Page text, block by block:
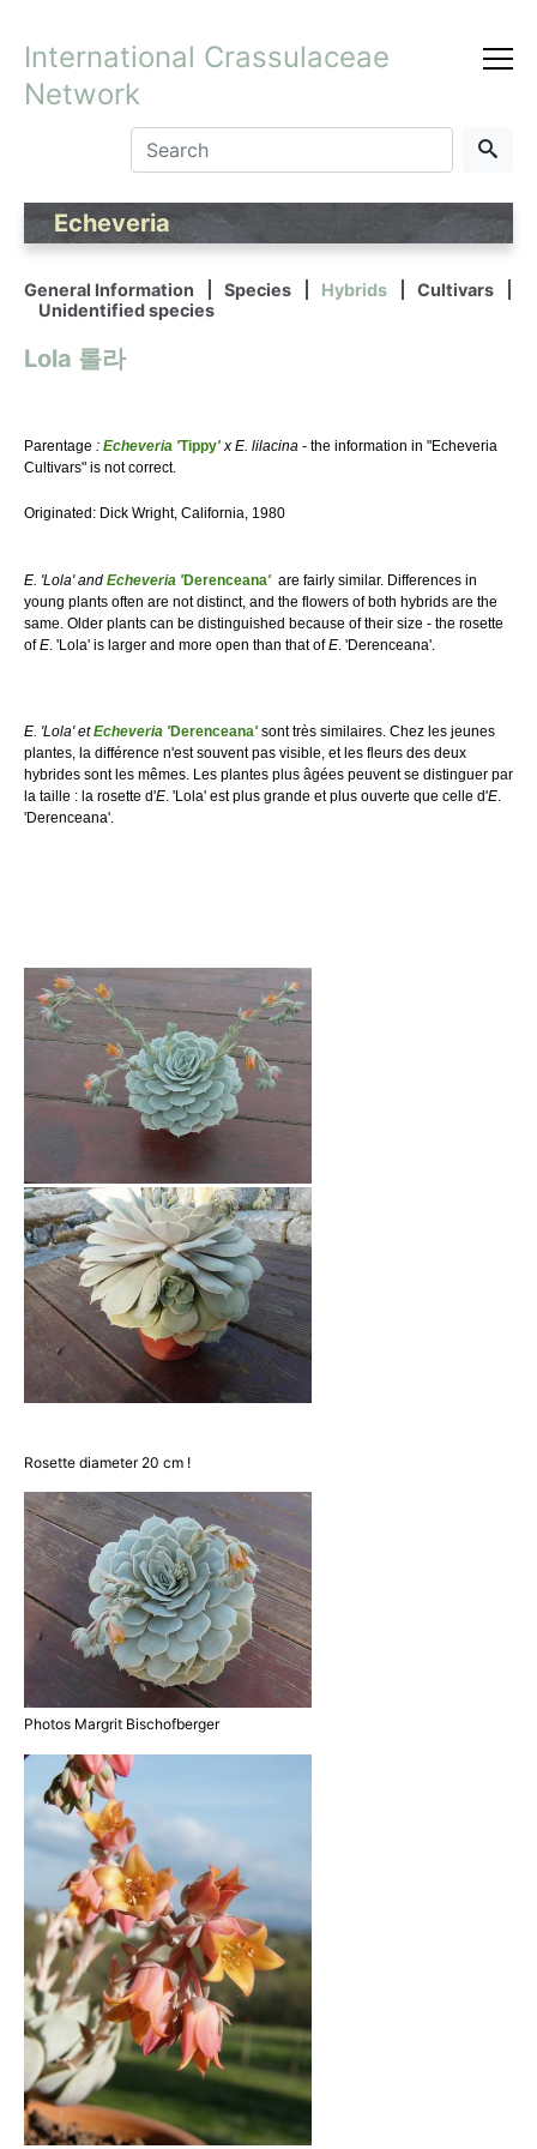
International Crassulaceae
Network
Echeveria
General Information Species Hybrids
Cultivars
Unidentified species
Lola 롤라
Parentage : Echeveria 'Tippy'x E. lilacina - the information in "Echeveria
Cultivars" is not correct.
Originated: Dick Wright, California, 1980
E. 'Lola' and Echeveria 'Derenceana' are fairly similar. Differences in
young plants often are not distinct, and the flowers of both hybrids are the
same. Older plants can be distinguished because of their size - the rosette
ofE. 'Lola' is larger and more open than that ofE. 'Derenceana'.
E. 'Lola' etEcheveria 'Derenceana' sont très similaires. Chez les jeunes
plantes, la différence n'est souvent pas visible, et les fleurs des deux
hybrides sont les mêmes. Les plantes plus âgées peuvent se distinguer par
la taille : la rosette d'E. 'Lola' est plus grande et plus ouverte que celle d'E.
'Derenceana'.
Rosette diameter 20 cm !
Photos Margrit Bischofberger